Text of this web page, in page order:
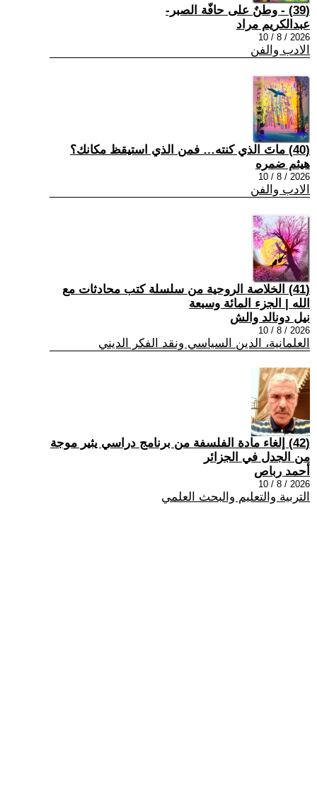
(39) - وطنٌ على حافّة الصبر-
عبدالكريم مراد
2026 / 8 / 10
الادب والفن
(40) ماتَ الذي كنته… فمن الذي استيقظ مكانك؟
هيثم ضمره
2026 / 8 / 10
الادب والفن
(41) الخلاصة الروحية من سلسلة كتب محادثات مع
الله | الجزء المائة وسبعة
نيل دونالد والش
2026 / 8 / 10
العلمانية، الدين السياسي ونقد الفكر الديني
(42) إلغاء مادة الفلسفة من برنامج دراسي يثير موجة
من الجدل في الجزائر
أحمد رباص
2026 / 8 / 10
التربية والتعليم والبحث العلمي